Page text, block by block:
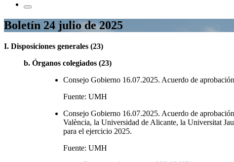
Boletín 24 julio de 2025
I. Disposiciones generales (23)
b. Órganos colegiados (23)
Consejo Gobierno 16.07.2025. Acuerdo de
Fuente: UMH
Consejo Gobierno 16.07.2025. Acuerdo de
València, la Universidad de Alicante, la Universitat
para el ejercicio 2025.
Fuente: UMH